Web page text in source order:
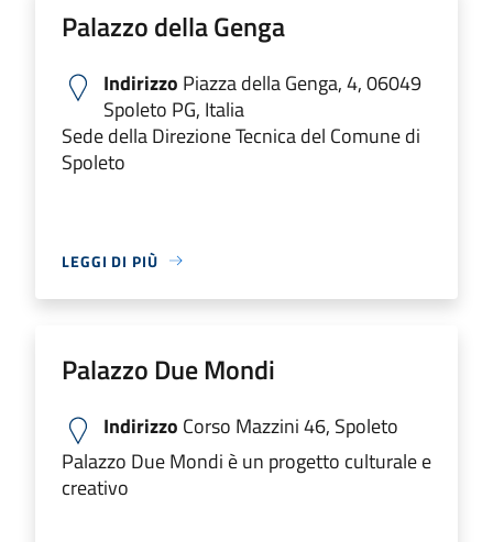
Palazzo della Genga
Indirizzo Piazza della Genga, 4, 06049
Spoleto PG, Italia
Sede della Direzione Tecnica del Comune di
Spoleto
LEGGI DI PIÙ
Palazzo Due Mondi
Indirizzo Corso Mazzini 46, Spoleto
Palazzo Due Mondi è un progetto culturale e
creativo